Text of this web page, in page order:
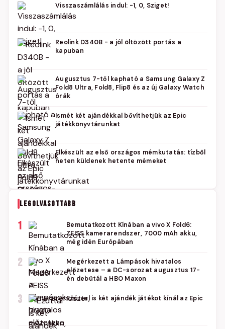
Visszaszámlálás indul: -1, 0, Sziget!
Reolink D340B - a jól öltözött portás a
kapuban
Augusztus 7-től kapható a Samsung Galaxy Z
Fold8 Ultra, Fold8, Flip8 és az új Galaxy Watch
órák
Ismét két ajándékkal bővíthetjük az Epic
játékkönyvtárunkat
Elkészült az első országos mémkutatás: tízből
heten küldenek hetente mémeket
LEGOLVASOTTABB
1
Bemutatkozott Kínában a vivo X Fold6:
ZEISS kamerarendszer, 7000 mAh akku,
még idén Európában
2
Megérkezett a Lámpások hivatalos
előzetese – a DC-sorozat augusztus 17-
én debütál a HBO Maxon
3 Ezúttal is két ajándék játékot kínál az Epic